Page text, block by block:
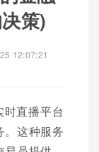
策)
12:07:21
直播平台
。这种服务